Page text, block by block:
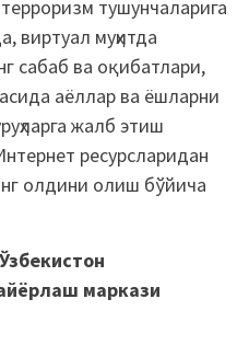
тушунчаларига
виртуал муҳитда
сабаб ва оқибатлари,
аёллар ва ёшларни
жалб этиш
ресурсларидан
олдини олиш бўйича
маркази